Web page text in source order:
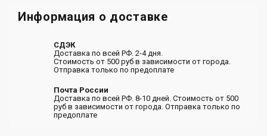
Информация о доставке
СДЭК
Доставка по всей РФ. 2-4 дня.
Стоимость от 500 руб в зависимости от города.
Отправка только по предоплате
Почта России
Доставка по всей РФ. 8-10 дней. Стоимость от 500
руб в зависимости от города. Отправка только по
предоплате